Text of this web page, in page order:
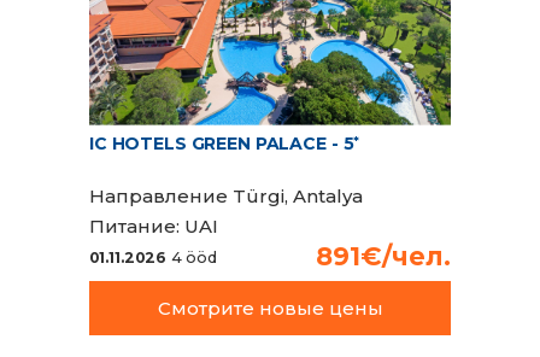
IC HOTELS GREEN PALACE - 5*
Направление Türgi, Antalya
Питание: UAI
01.11.2026 4 ööd 891€/чел.
Смотрите новые цены